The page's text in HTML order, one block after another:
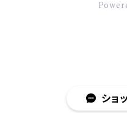
ショ